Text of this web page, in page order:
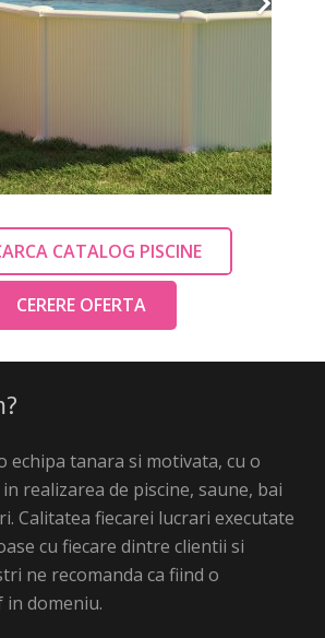
CATALOG PISCINE
CERERE OFERTA
echipa tanara si motivata, cu o
realizarea de piscine, saune, bai
Calitatea fiecarei lucrari executate
cu fiecare dintre clientii si
ne recomanda ca fiind o
in domeniu.